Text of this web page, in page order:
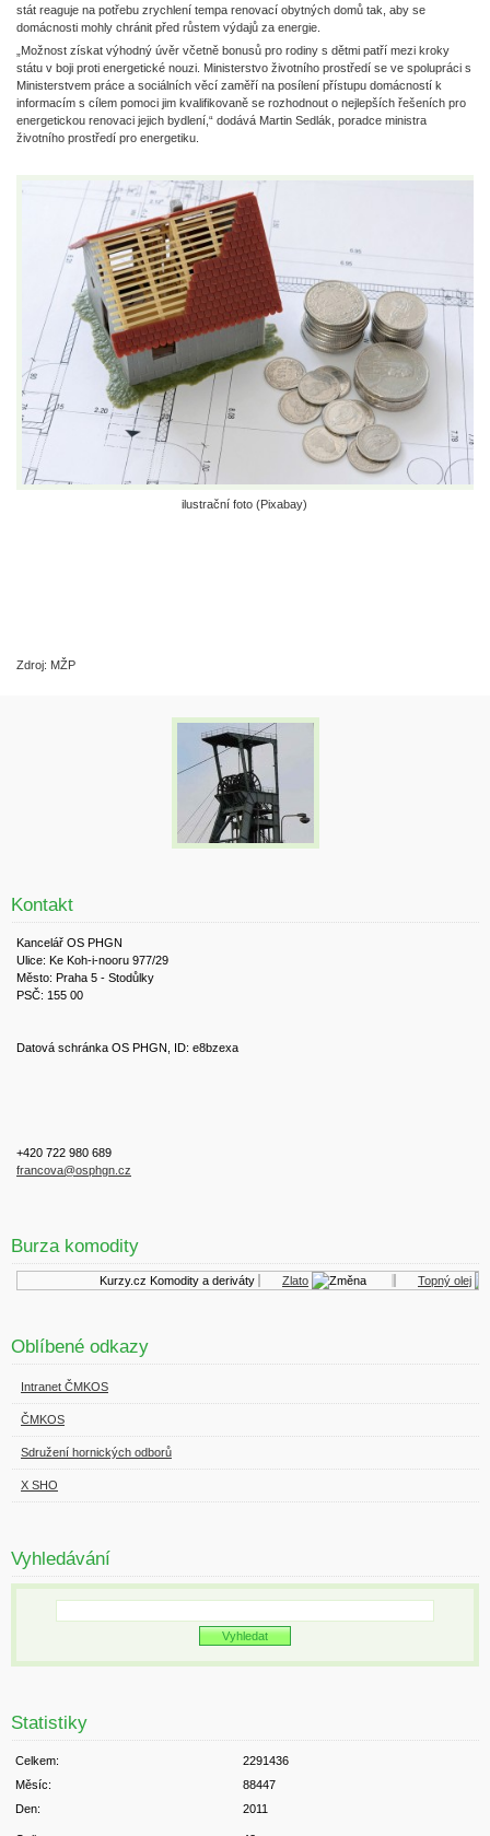
stát reaguje na potřebu zrychlení tempa renovací obytných domů tak, aby se
domácnosti mohly chránit před růstem výdajů za energie.
„Možnost získat výhodný úvěr včetně bonusů pro rodiny s dětmi patří mezi kroky
státu v boji proti energetické nouzi. Ministerstvo životního prostředí se ve spolupráci s
Ministerstvem práce a sociálních věcí zaměří na posílení přístupu domácností k
informacím s cílem pomoci jim kvalifikovaně se rozhodnout o nejlepších řešeních pro
energetickou renovaci jejich bydlení,“ dodává Martin Sedlák, poradce ministra
životního prostředí pro energetiku.
ilustrační foto (Pixabay)
Zdroj: MŽP
Kontakt
Kancelář OS PHGN
Ulice: Ke Koh-i-nooru 977/29
Město: Praha 5 - Stodůlky
PSČ: 155 00
Datová schránka OS PHGN, ID: e8bzexa
+420 722 980 689
francova@osphgn.cz
Burza komodity
Kurzy.cz Komodity a deriváty Zlato Topný olej
Oblíbené odkazy
Intranet ČMKOS
ČMKOS
Sdružení hornických odborů
X SHO
Vyhledávání
Statistiky
Celkem:
2291436
Měsíc:
88447
Den:
2011